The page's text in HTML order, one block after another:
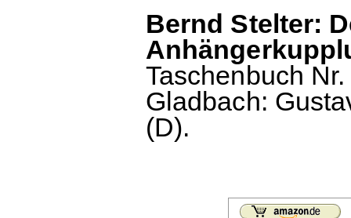
Bernd Stelter:
Taschenbuch
Gladbach:
(D).